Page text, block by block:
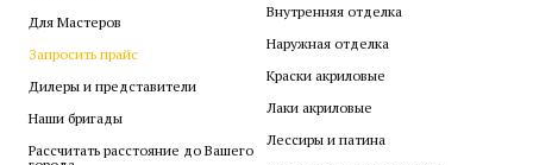
Для Мастеров
Запросить прайс
Дилеры и представители
Наши бригады
Рассчитать расстояние до Вашего
Внутренняя отделка
Наружная отделка
Краски акриловые
Лаки акриловые
Лессиры и патина